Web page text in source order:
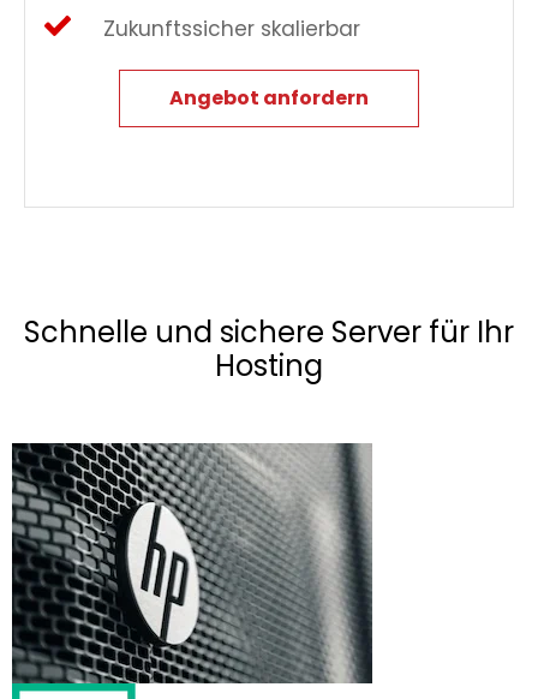
Zukunftssicher skalierbar
Angebot anfordern
Schnelle und sichere Server für Ihr
Hosting